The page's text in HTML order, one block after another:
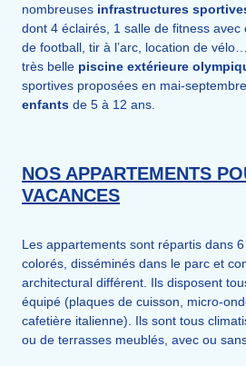
nombreuses infrastructures
dont 4 éclairés, 1 salle de fitness
de football, tir à l’arc, location de
très belle piscine extérieure
sportives proposées en mai-
enfants de 5 à 12 ans.
NOS APPARTEMENTS
VACANCES
Les appartements sont répartis dans
colorés, disséminés dans le parc et
architectural différent. Ils disposent
équipé (plaques de cuisson, micro-
cafetière italienne). Ils sont tous
ou de terrasses meublés, avec ou